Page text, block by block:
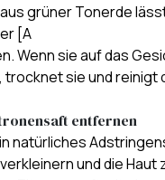
grüner Tonerde
[A
Wenn sie auf das
sie und reinigt
entfernen
natürliches
und die Haut